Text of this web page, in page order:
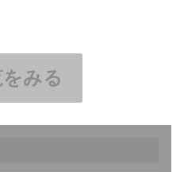
みる